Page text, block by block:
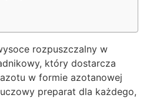
rozpuszczalny w
który dostarcza
w formie azotanowej
preparat dla każdego,